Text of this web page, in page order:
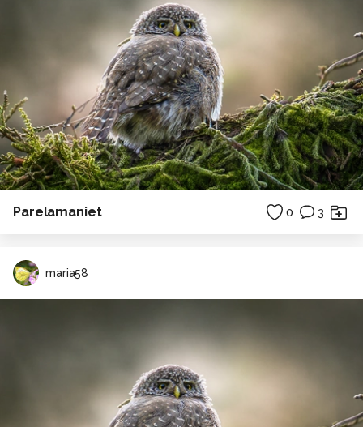
Parelamaniet 0 3
maria58